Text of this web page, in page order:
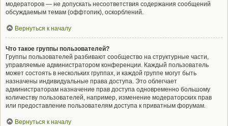
модераторов — не допускать несоответствия содержания сообщений
обсуждаемым темам (оффтопик), оскорблений.
Вернуться к началу
Что такое группы пользователей?
Группы пользователей разбивают сообщество на структурные части,
управляемые администратором конференции. Каждый пользователь
может состоять в нескольких группах, и каждой группе могут быть
назначены индивидуальные права доступа. Это облегчает
администраторам назначение прав доступа одновременно большому
количеству пользователей, например, изменение модераторских прав
или предоставление пользователям доступа к приватным форумам.
Вернуться к началу